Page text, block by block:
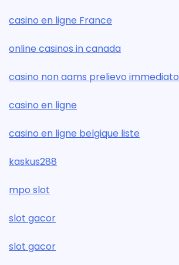
casino en ligne France
online casinos in canada
casino non aams prelievo immediato
casino en ligne
casino en ligne belgique liste
kaskus288
mpo slot
slot gacor
slot gacor